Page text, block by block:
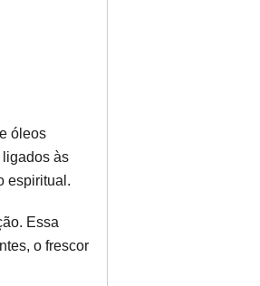
óleos
às
espiritual.
Essa
o frescor